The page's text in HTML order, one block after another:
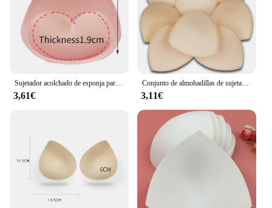
Sujetador acolchado de esponja para mujer, almohadillas de parche para relleno de pecho, Push Up, accesorios íntimos, 1 par
3,61€
Conjunto de almohadillas de sujetador de realce de esponja triangular Invisible para mujer, traje de baño, potenciadores de pecho de Bikini, almohadillas de copa de pecho, accesorios
3,11€